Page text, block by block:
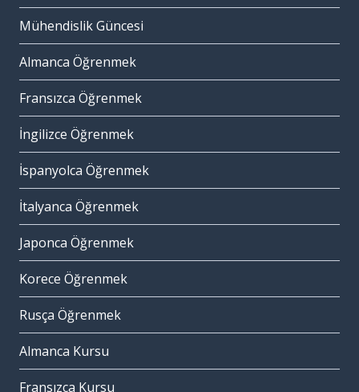
Mühendislik Güncesi
Almanca Öğrenmek
Fransızca Öğrenmek
İngilizce Öğrenmek
İspanyolca Öğrenmek
İtalyanca Öğrenmek
Japonca Öğrenmek
Korece Öğrenmek
Rusça Öğrenmek
Almanca Kursu
Fransızca Kursu